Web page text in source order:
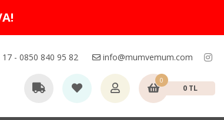
- 0850 840 95 82 info@mumvemum.com
0
0 TL